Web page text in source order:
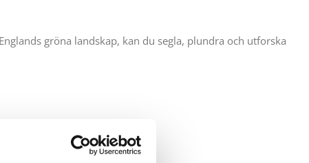
gröna landskap, kan du segla, plundra och utforska